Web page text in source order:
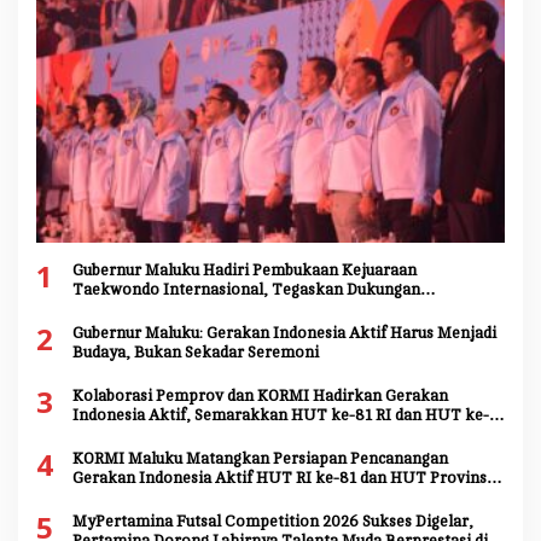
1
Gubernur Maluku Hadiri Pembukaan Kejuaraan
Taekwondo Internasional, Tegaskan Dukungan
2
Gubernur Maluku: Gerakan Indonesia Aktif Harus Menjadi
Budaya, Bukan Sekadar Seremoni
3
Kolaborasi Pemprov dan KORMI Hadirkan Gerakan
Indonesia Aktif, Semarakkan HUT ke-81 RI dan HUT ke-
4
KORMI Maluku Matangkan Persiapan Pencanangan
Gerakan Indonesia Aktif HUT RI ke-81 dan HUT Provinsi
5
MyPertamina Futsal Competition 2026 Sukses Digelar,